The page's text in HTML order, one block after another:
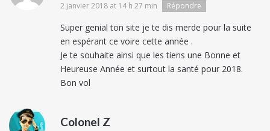
2 janvier 2018 at 14 h 27 min Répondre
Super genial ton site je te dis merde pour la suite
en espérant ce voire cette année .
Je te souhaite ainsi que les tiens une Bonne et
Heureuse Année et surtout la santé pour 2018.
Bon vol
Colonel Z